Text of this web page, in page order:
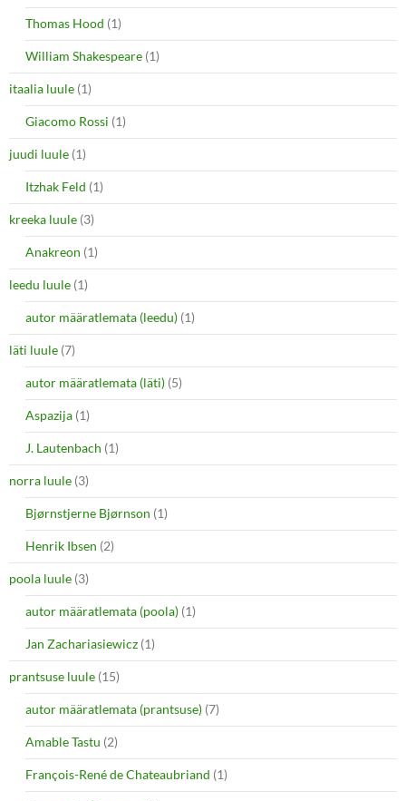
Thomas Hood (1)
William Shakespeare (1)
itaalia luule (1)
Giacomo Rossi (1)
juudi luule (1)
Itzhak Feld (1)
kreeka luule (3)
Anakreon (1)
leedu luule (1)
autor määratlemata (leedu) (1)
läti luule (7)
autor määratlemata (läti) (5)
Aspazija (1)
J. Lautenbach (1)
norra luule (3)
Bjørnstjerne Bjørnson (1)
Henrik Ibsen (2)
poola luule (3)
autor määratlemata (poola) (1)
Jan Zachariasiewicz (1)
prantsuse luule (15)
autor määratlemata (prantsuse) (7)
Amable Tastu (2)
François-René de Chateaubriand (1)